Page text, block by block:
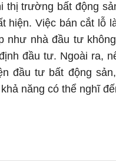
thị trường bất động
hiện. Việc bán cắt lỗ
như nhà đầu tư
đầu tư. Ngoài ra,
đầu tư bất động
năng có thể nghĩ